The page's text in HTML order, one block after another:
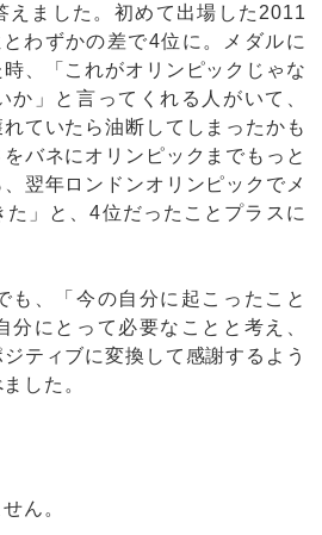
えました。初めて出場した2011
わずかの差で4位に。メダルに
、「これがオリンピックじゃな
か」と言ってくれる人がいて、
れていたら油断してしまったかも
バネにオリンピックまでもっと
翌年ロンドンオリンピックでメ
た」と、4位だったことプラスに
、「今の自分に起こったこと
分にとって必要なことと考え、
ティブに変換して感謝するよう
した。
ん。